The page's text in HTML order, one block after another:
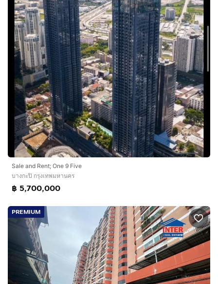
Sale and Rent; One 9 Five
บางกะปิ กรุงเทพมหานคร
฿ 5,700,000
PREMIUM